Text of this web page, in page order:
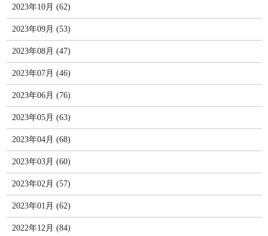
2023年10月 (62)
2023年09月 (53)
2023年08月 (47)
2023年07月 (46)
2023年06月 (76)
2023年05月 (63)
2023年04月 (68)
2023年03月 (60)
2023年02月 (57)
2023年01月 (62)
2022年12月 (84)